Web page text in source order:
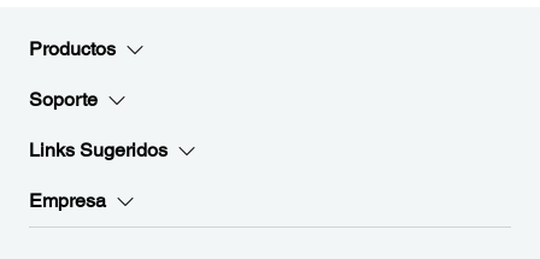
Productos
Soporte
Links Sugeridos
Empresa